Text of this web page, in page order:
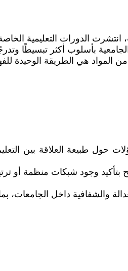
انتشرت الدورات التعليمية
بأسلوب أكثر تبسيطًا
المواد هي الطريقة الوحيدة
حول طبيعة العلاقة بين
بتأكيد وجود شبكات منظمة
والشفافية داخل الجامعات،